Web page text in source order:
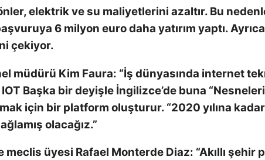
elektrik ve su maliyetlerini azaltır. Bu
6 milyon euro daha yatırım yaptı.
çekiyor.
müdürü Kim Faura: “İş dünyasında internet
IOT Başka bir deyişle İngilizce’de buna
için bir platform oluşturur. “2020 yılına
olacağız.”
meclis üyesi Rafael Monterde Diaz: “Akıllı